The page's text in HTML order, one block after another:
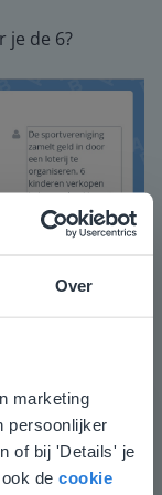
Over
marketing
persoonlijker
of bij 'Details' je
de cookie
je de 6?
welke
begrijpen